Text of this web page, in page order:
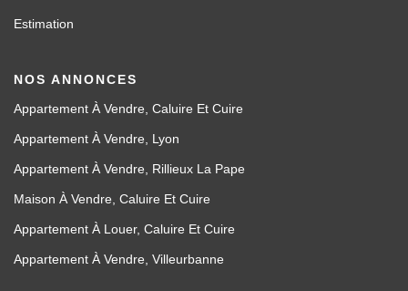
Estimation
NOS ANNONCES
Appartement À Vendre, Caluire Et Cuire
Appartement À Vendre, Lyon
Appartement À Vendre, Rillieux La Pape
Maison À Vendre, Caluire Et Cuire
Appartement À Louer, Caluire Et Cuire
Appartement À Vendre, Villeurbanne